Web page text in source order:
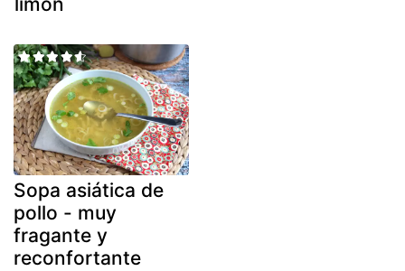
Sopa asiática de
pollo - muy
fragante y
reconfortante